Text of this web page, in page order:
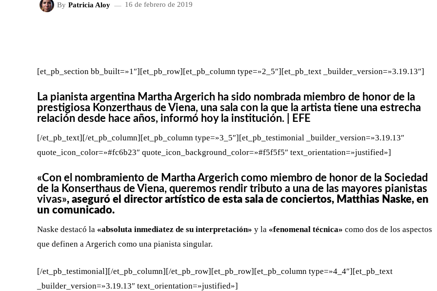
By Patricia Aloy 16 de febrero de 2019
[et_pb_section bb_built=»1″][et_pb_row][et_pb_column type=»2_5″][et_pb_text _builder_version=»3.19.13″]
La pianista argentina Martha Argerich ha sido nombrada miembro de honor de la
prestigiosa Konzerthaus de Viena, una sala con la que la artista tiene una estrecha
relación desde hace años, informó hoy la institución. | EFE
[/et_pb_text][/et_pb_column][et_pb_column type=»3_5″][et_pb_testimonial _builder_version=»3.19.13″
quote_icon_color=»#fc6b23″ quote_icon_background_color=»#f5f5f5″ text_orientation=»justified»]
«Con el nombramiento de Martha Argerich como miembro de honor de la Sociedad
de la Konserthaus de Viena, queremos rendir tributo a una de las mayores pianistas
vivas», aseguró el director artístico de esta sala de conciertos, Matthias Naske, en
un comunicado.
Naske destacó la «absoluta inmediatez de su interpretación» y la «fenomenal técnica» como dos de los aspectos
que definen a Argerich como una pianista singular.
[/et_pb_testimonial][/et_pb_column][/et_pb_row][et_pb_row][et_pb_column type=»4_4″][et_pb_text
_builder_version=»3.19.13″ text_orientation=»justified»]